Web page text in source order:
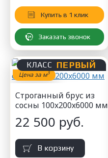
Купить в 1 клик
Заказать звонок
Цена за м3
КЛАСС ПЕРВЫЙ
Строганный брус из
сосны 100x200x6000 мм
22 500 руб.
В корзину